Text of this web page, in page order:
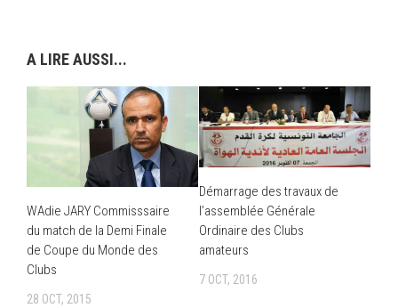
A LIRE AUSSI...
WAdie JARY Commisssaire
du match de la Demi Finale
de Coupe du Monde des
Clubs
28 OCT, 2015
Démarrage des travaux de
l’assemblée Générale
Ordinaire des Clubs
amateurs
7 OCT, 2016